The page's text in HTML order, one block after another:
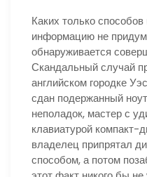
Каких только
информацию не
обнаруживается
Скандальный случай
английском городке
сдан подержанный
неполадок, мастер с
клавиатурой компакт-
владелец припрятал
способом, а потом